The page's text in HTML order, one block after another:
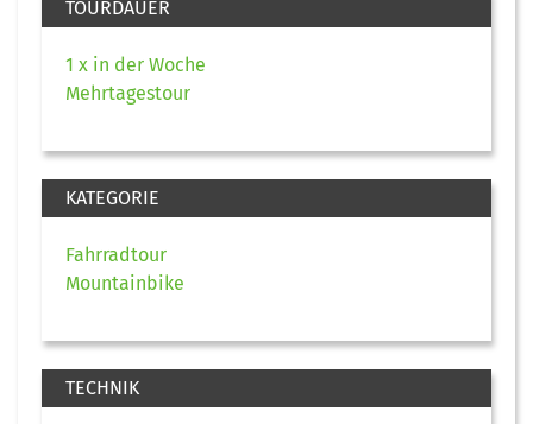
TOURDAUER
1 x in der Woche
Mehrtagestour
KATEGORIE
Fahrradtour
Mountainbike
TECHNIK